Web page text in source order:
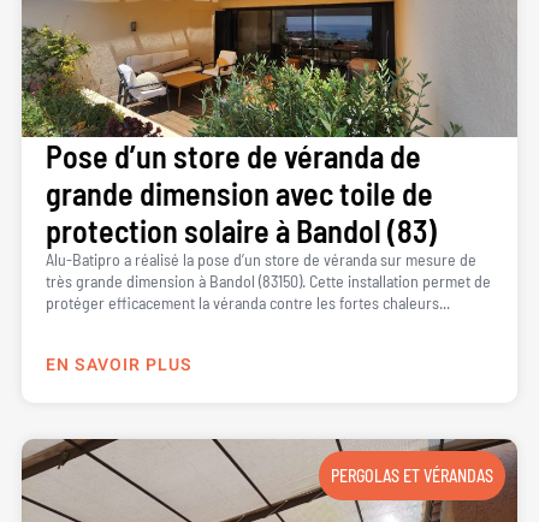
Pose d’un store de véranda de
grande dimension avec toile de
protection solaire à Bandol (83)
Alu-Batipro a réalisé la pose d’un store de véranda sur mesure de
très grande dimension à Bandol (83150). Cette installation permet de
protéger efficacement la véranda contre les fortes chaleurs...
EN SAVOIR PLUS
PERGOLAS ET VÉRANDAS